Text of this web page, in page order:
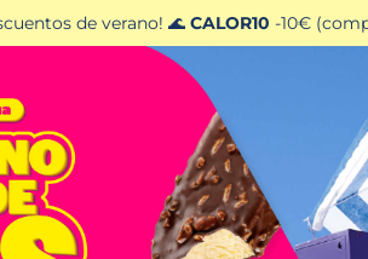
de verano! 🌊 CALOR10 -10€